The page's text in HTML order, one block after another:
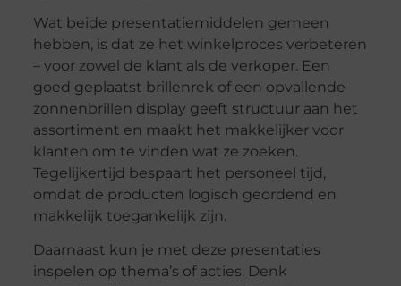
Wat beide presentatiemiddelen gemeen
hebben, is dat ze het winkelproces verbeteren
– voor zowel de klant als de verkoper. Een
goed geplaatst brillenrek of een opvallende
zonnenbrillen display geeft structuur aan het
assortiment en maakt het makkelijker voor
klanten om te vinden wat ze zoeken.
Tegelijkertijd bespaart het personeel tijd,
omdat de producten logisch geordend en
makkelijk toegankelijk zijn.
Daarnaast kun je met deze presentaties
inspelen op thema’s of acties. Denk